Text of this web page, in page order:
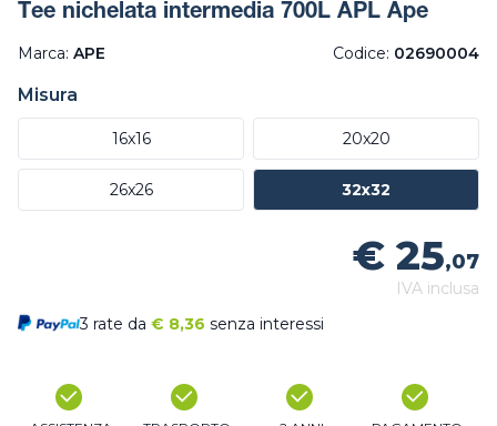
Tee nichelata intermedia 700L APL Ape
Marca: APE Codice: 02690004
Misura
16x16 20x20
26x26 32x32
€ 25,07
IVA inclusa
3 rate da € 8,36 senza interessi